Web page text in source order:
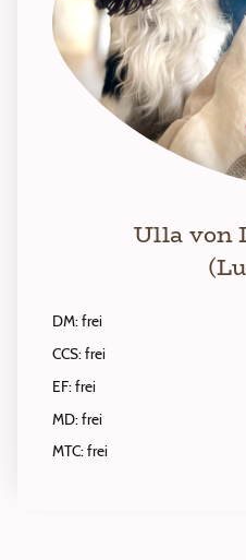
Ulla von
DM: frei
CCS: frei
EF: frei
MD: frei
MTC: frei